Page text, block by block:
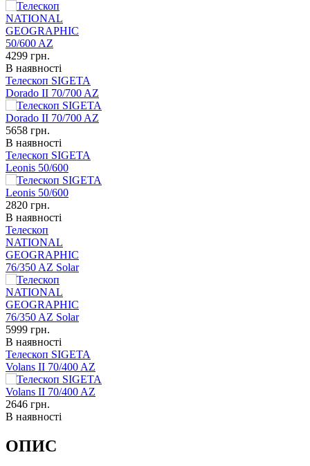
4299 грн.
В наявності
Телескоп SIGETA
Dorado II 70/700 AZ
5658 грн.
В наявності
Телескоп SIGETA
Leonis 50/600
2820 грн.
В наявності
Телескоп
NATIONAL
GEOGRAPHIC
76/350 AZ Solar
5999 грн.
В наявності
Телескоп SIGETA
Volans II 70/400 AZ
2646 грн.
В наявності
ОПИС